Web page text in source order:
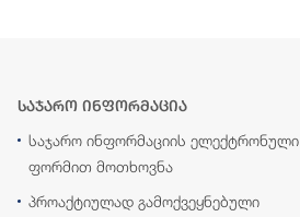
საჯარო ინფორმაცია
საჯარო ინფორმაციის ელექტრონული
ფორმით მოთხოვნა
პროაქტიულად გამოქვეყნებული